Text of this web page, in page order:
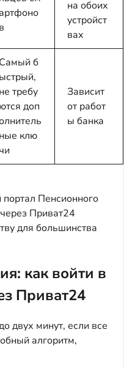
артфоно
в
на обоих
устройст
вах
Самый б
ыстрый,
не требу
ются доп
ные клю
чи
Зависит
от работ
ы банка
Пенсионного
Приват24
для большинства
как войти в
Приват24
двух минут, если все
алгоритм,